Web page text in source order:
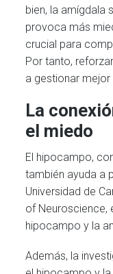
bien, la amígdala
provoca más
crucial para
Por tanto,
a gestionar mejor
La
el miedo
El hipocampo,
también ayuda a
Universidad de
of Neuroscience,
hipocampo y la
Además, la